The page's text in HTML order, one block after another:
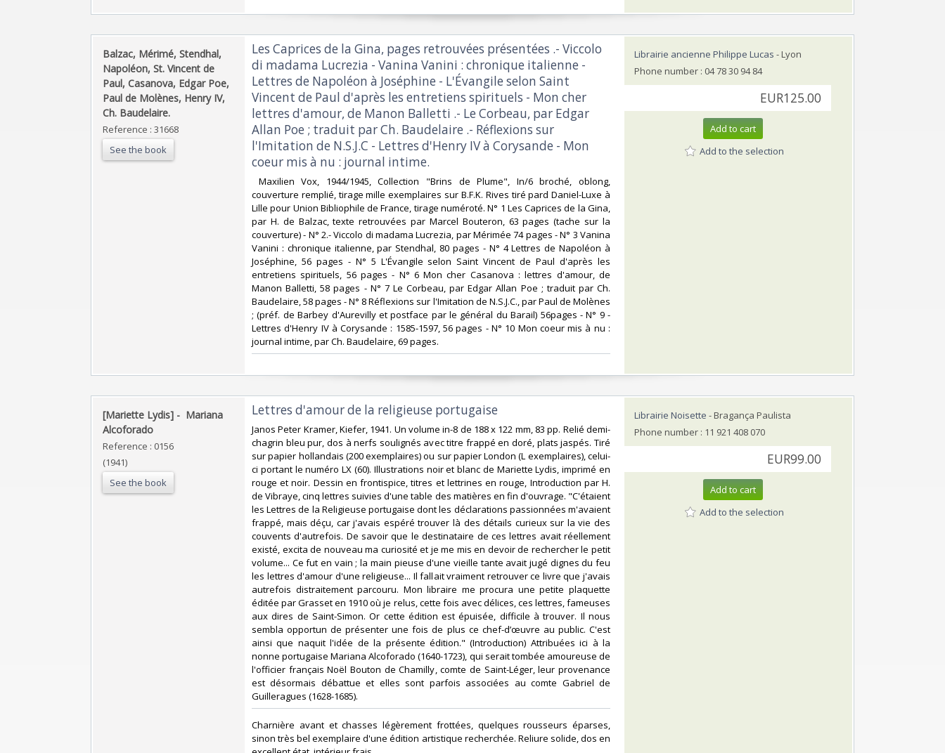
‎Balzac, Mérimé, Stendhal,
Napoléon, St. Vincent de
Paul, Casanova, Edgar Poe,
Paul de Molènes, Henry IV,
Ch. Baudelaire.‎
Reference : 31668
See the book
‎Les Caprices de la Gina, pages retrouvées présentées .- Viccolo
di madama Lucrezia - Vanina Vanini : chronique italienne -
Lettres de Napoléon à Joséphine - L'Évangile selon Saint
Vincent de Paul d'après les entretiens spirituels - Mon cher
lettres d'amour, de Manon Balletti .- Le Corbeau, par Edgar
Allan Poe ; traduit par Ch. Baudelaire .- Réflexions sur
l'Imitation de N.S.J.C - Lettres d'Henry IV à Corysande - Mon
coeur mis à nu : journal intime.‎
‎ Maxilien Vox, 1944/1945, Collection "Brins de Plume", In/6 broché, oblong,
couverture remplié, tirage mille exemplaires sur B.F.K. Rives tiré pard Daniel-Luxe à
Lille pour Union Bibliophile de France, tirage numéroté. N° 1 Les Caprices de la Gina,
par H. de Balzac, texte retrouvées par Marcel Bouteron, 63 pages (tache sur la
couverture) - N° 2.- Viccolo di madama Lucrezia, par Mérimée 74 pages - N° 3 Vanina
Vanini : chronique italienne, par Stendhal, 80 pages - N° 4 Lettres de Napoléon à
Joséphine, 56 pages - N° 5 L'Évangile selon Saint Vincent de Paul d'après les
entretiens spirituels, 56 pages - N° 6 Mon cher Casanova : lettres d'amour, de
Manon Balletti, 58 pages - N° 7 Le Corbeau, par Edgar Allan Poe ; traduit par Ch.
Baudelaire, 58 pages - N° 8 Réflexions sur l'Imitation de N.S.J.C., par Paul de Molènes
; (préf. de Barbey d'Aurevilly et postface par le général du Barail) 56pages - N° 9 -
Lettres d'Henry IV à Corysande : 1585-1597, 56 pages - N° 10 Mon coeur mis à nu :
journal intime, par Ch. Baudelaire, 69 pages.‎
Librairie ancienne Philippe Lucas - Lyon
Phone number : 04 78 30 94 84
EUR125.00
Add to cart
Add to the selection
‎[Mariette Lydis] - ‎ ‎Mariana
Alcoforado‎
Reference : 0156
(1941)
See the book
‎Lettres d'amour de la religieuse portugaise‎
‎Janos Peter Kramer, Kiefer, 1941. Un volume in-8 de 188 x 122 mm, 83 pp. Relié demi-
chagrin bleu pur, dos à nerfs soulignés avec titre frappé en doré, plats jaspés. Tiré
sur papier hollandais (200 exemplaires) ou sur papier London (L exemplaires), celui-
ci portant le numéro LX (60). Illustrations noir et blanc de Mariette Lydis, imprimé en
rouge et noir. Dessin en frontispice, titres et lettrines en rouge, Introduction par H.
de Vibraye, cinq lettres suivies d'une table des matières en fin d'ouvrage. "C'étaient
les Lettres de la Religieuse portugaise dont les déclarations passionnées m'avaient
frappé, mais déçu, car j'avais espéré trouver là des détails curieux sur la vie des
couvents d'autrefois. De savoir que le destinataire de ces lettres avait réellement
existé, excita de nouveau ma curiosité et je me mis en devoir de rechercher le petit
volume... Ce fut en vain ; la main pieuse d'une vieille tante avait jugé dignes du feu
les lettres d'amour d'une religieuse... Il fallait vraiment retrouver ce livre que j'avais
autrefois distraitement parcouru. Mon libraire me procura une petite plaquette
éditée par Grasset en 1910 où je relus, cette fois avec délices, ces lettres, fameuses
aux dires de Saint-Simon. Or cette édition est épuisée, difficile à trouver. Il nous
sembla opportun de présenter une fois de plus ce chef-d’œuvre au public. C'est
ainsi que naquit l'idée de la présente édition." (Introduction) Attribuées ici à la
nonne portugaise Mariana Alcoforado (1640-1723), qui serait tombée amoureuse de
l'officier français Noël Bouton de Chamilly, comte de Saint-Léger, leur provenance
est désormais débattue et elles sont parfois associées au comte Gabriel de
Guilleragues (1628-1685). ‎
‎Charnière avant et chasses légèrement frottées, quelques rousseurs éparses,
sinon très bel exemplaire d'une édition artistique recherchée. Reliure solide, dos en
Librairie Noisette - Bragança Paulista
Phone number : 11 921 408 070
EUR99.00
Add to cart
Add to the selection